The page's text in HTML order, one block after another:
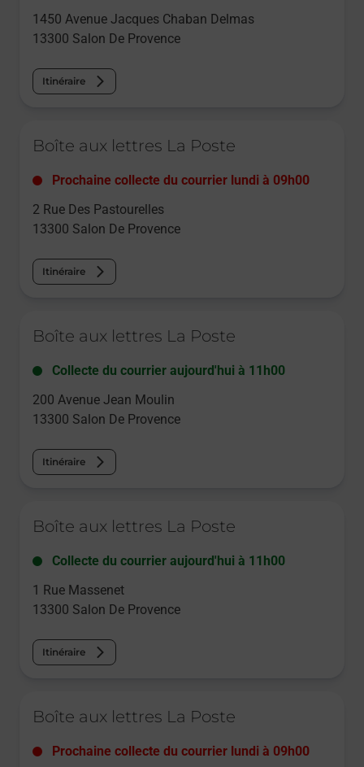
1450 Avenue Jacques Chaban Delmas
13300 Salon De Provence
Itinéraire
Boîte aux lettres La Poste
Prochaine collecte du courrier lundi à 09h00
2 Rue Des Pastourelles
13300 Salon De Provence
Itinéraire
Boîte aux lettres La Poste
Collecte du courrier aujourd'hui à 11h00
200 Avenue Jean Moulin
13300 Salon De Provence
Itinéraire
Boîte aux lettres La Poste
Collecte du courrier aujourd'hui à 11h00
1 Rue Massenet
13300 Salon De Provence
Itinéraire
Boîte aux lettres La Poste
Prochaine collecte du courrier lundi à 09h00